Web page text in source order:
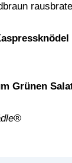
Grünen